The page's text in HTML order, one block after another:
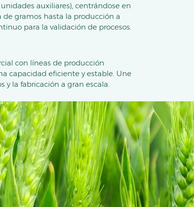
auxiliares), centrándose en
de gramos hasta la producción a
para la validación de procesos.
con líneas de producción
capacidad eficiente y estable. Une
y la fabricación a gran escala.